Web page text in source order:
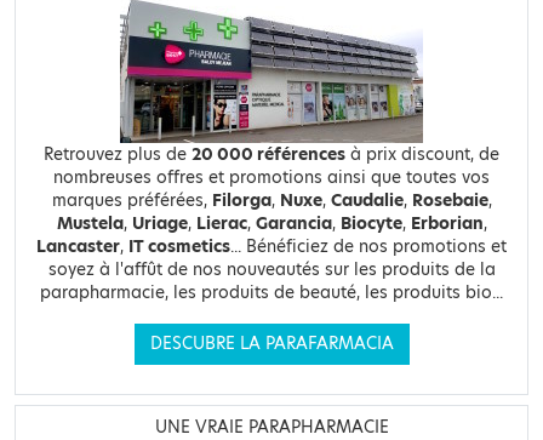
Retrouvez plus de 20 000 références à prix discount, de
nombreuses offres et promotions ainsi que toutes vos
marques préférées, Filorga, Nuxe, Caudalie, Rosebaie,
Mustela, Uriage, Lierac, Garancia, Biocyte, Erborian,
Lancaster, IT cosmetics... Bénéficiez de nos promotions et
soyez à l'affût de nos nouveautés sur les produits de la
parapharmacie, les produits de beauté, les produits bio...
DESCUBRE LA PARAFARMACIA
UNE VRAIE PARAPHARMACIE